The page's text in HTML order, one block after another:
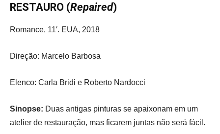
RESTAURO (Repaired)
Romance, 11′. EUA, 2018
Direção: Marcelo Barbosa
Elenco: Carla Bridi e Roberto Nardocci
Sinopse: Duas antigas pinturas se apaixonam em um
atelier de restauração, mas ficarem juntas não será fácil.